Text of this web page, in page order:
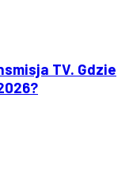
TV. Gdzie